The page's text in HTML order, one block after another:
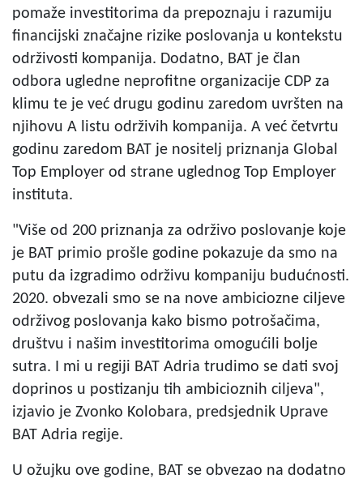
pomaže investitorima da prepoznaju i razumiju
financijski značajne rizike poslovanja u kontekstu
održivosti kompanija. Dodatno, BAT je član
odbora ugledne neprofitne organizacije CDP za
klimu te je već drugu godinu zaredom uvršten na
njihovu A listu održivih kompanija. A već četvrtu
godinu zaredom BAT je nositelj priznanja Global
Top Employer od strane uglednog Top Employer
instituta.
"Više od 200 priznanja za održivo poslovanje koje
je BAT primio prošle godine pokazuje da smo na
putu da izgradimo održivu kompaniju budućnosti.
2020. obvezali smo se na nove ambiciozne ciljeve
održivog poslovanja kako bismo potrošačima,
društvu i našim investitorima omogućili bolje
sutra. I mi u regiji BAT Adria trudimo se dati svoj
doprinos u postizanju tih ambicioznih ciljeva",
izjavio je Zvonko Kolobara, predsjednik Uprave
BAT Adria regije.
U ožujku ove godine, BAT se obvezao na dodatno